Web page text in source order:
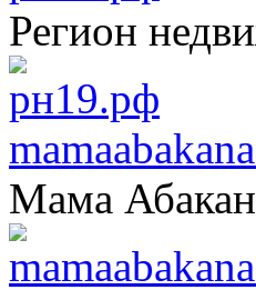
Регион
Мама